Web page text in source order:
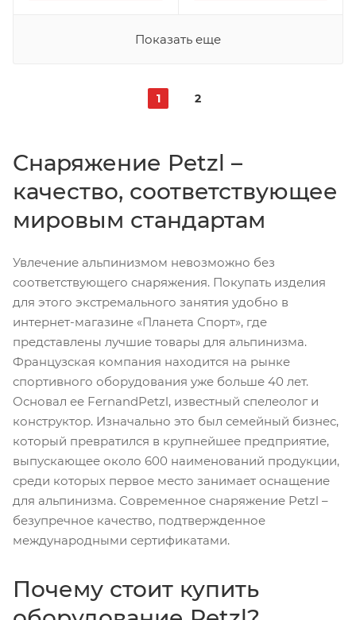
Показать еще
1 2
Снаряжение Petzl –
качество, соответствующее
мировым стандартам
Увлечение альпинизмом невозможно без
соответствующего снаряжения. Покупать изделия
для этого экстремального занятия удобно в
интернет-магазине «Планета Спорт», где
представлены лучшие товары для альпинизма.
Французская компания находится на рынке
спортивного оборудования уже больше 40 лет.
Основал ее FernandPetzl, известный спелеолог и
конструктор. Изначально это был семейный бизнес,
который превратился в крупнейшее предприятие,
выпускающее около 600 наименований продукции,
среди которых первое место занимает оснащение
для альпинизма. Современное снаряжение Petzl –
безупречное качество, подтвержденное
международными сертификатами.
Почему стоит купить